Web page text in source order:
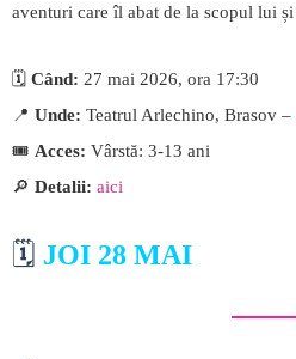
aventuri care îl abat de la scopul lui
🗓️ Când: 27 mai 2026, ora 17:30
📍 Unde: Teatrul Arlechino, Brasov –
🎟️ Acces: Vârstă: 3-13 ani
🔎 Detalii: aici
🗓️ JOI 28 MAI